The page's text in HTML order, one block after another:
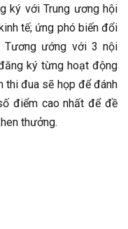
ký với Trung ương hội
tế; ứng phó biến đổi
Tương ướng với 3 nội
ký từng hoạt động
thi đua sẽ họp để đánh
điểm cao nhất để đề
thưởng.